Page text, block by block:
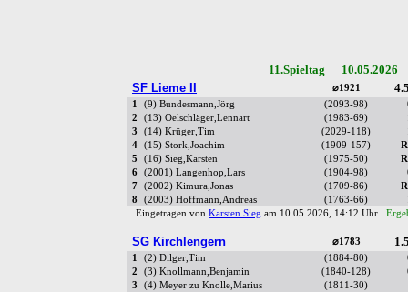
11.Spieltag
SF Lieme II
⌀1921
1 (9) Bundesmann,Jörg (2093-98)
2
(13) Oelschläger,Lennart (1983-69)
3
(14) Krüger,Tim (2029-118)
4
(15) Stork,Joachim (1909-157)
5
(16) Sieg,Karsten (1975-50)
6
(2001) Langenhop,Lars (1904-98)
7
(2002) Kimura,Jonas (1709-86)
8
(2003) Hoffmann,Andreas (1763-66)
Eingetragen von Karsten Sieg am 10.05.2026, 14:12 Uhr
SG Kirchlengern ⌀1783
1 (2) Dilger,Tim (1884-80)
2
(3) Knollmann,Benjamin (1840-128)
3
(4) Meyer zu Knolle,Marius (1811-30)